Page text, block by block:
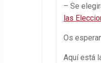
– Se
las
Os
Aquí está